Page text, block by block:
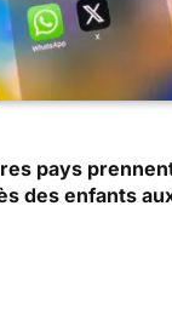
pays
des enfants